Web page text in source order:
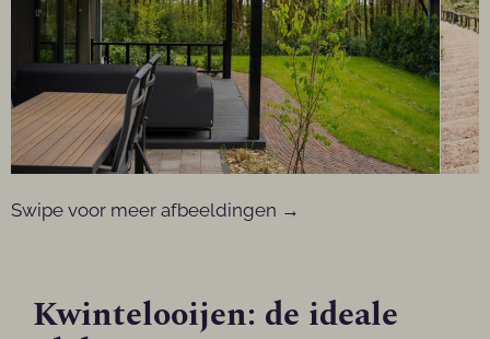
Swipe voor meer afbeeldingen →
Kwintelooijen: de ideale